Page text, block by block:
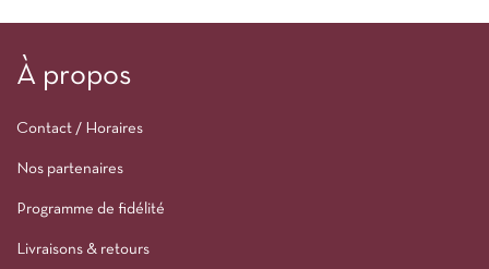
À propos
Contact / Horaires
Nos partenaires
Programme de fidélité
Livraisons & retours